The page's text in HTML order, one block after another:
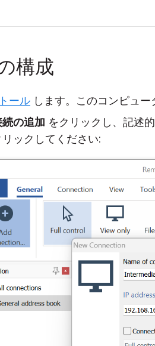
構成
ール します。このコンピュー
の追加 をクリックし、記述
ックしてください: